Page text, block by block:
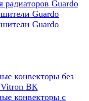
радиаторов Guardo
Guardo
Guardo
конвекторы без
Vitron ВК
конвекторы с